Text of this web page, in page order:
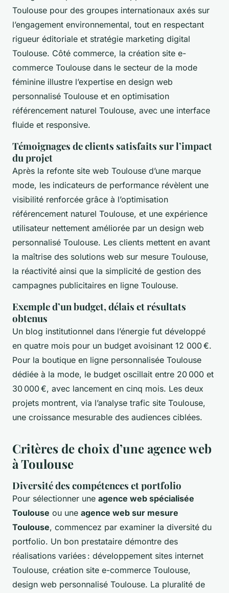
Toulouse pour des groupes internationaux axés sur
l’engagement environnemental, tout en respectant
rigueur éditoriale et stratégie marketing digital
Toulouse. Côté commerce, la création site e-
commerce Toulouse dans le secteur de la mode
féminine illustre l’expertise en design web
personnalisé Toulouse et en optimisation
référencement naturel Toulouse, avec une interface
fluide et responsive.
Témoignages de clients satisfaits sur l’impact
du projet
Après la refonte site web Toulouse d’une marque
mode, les indicateurs de performance révèlent une
visibilité renforcée grâce à l’optimisation
référencement naturel Toulouse, et une expérience
utilisateur nettement améliorée par un design web
personnalisé Toulouse. Les clients mettent en avant
la maîtrise des solutions web sur mesure Toulouse,
la réactivité ainsi que la simplicité de gestion des
campagnes publicitaires en ligne Toulouse.
Exemple d’un budget, délais et résultats
obtenus
Un blog institutionnel dans l’énergie fut développé
en quatre mois pour un budget avoisinant 12 000 €.
Pour la boutique en ligne personnalisée Toulouse
dédiée à la mode, le budget oscillait entre 20 000 et
30 000 €, avec lancement en cinq mois. Les deux
projets montrent, via l’analyse trafic site Toulouse,
une croissance mesurable des audiences ciblées.
Critères de choix d’une agence web
à Toulouse
Diversité des compétences et portfolio
Pour sélectionner une agence web spécialisée
Toulouse ou une agence web sur mesure
Toulouse, commencez par examiner la diversité du
portfolio. Un bon prestataire démontre des
réalisations variées : développement sites internet
Toulouse, création site e-commerce Toulouse,
design web personnalisé Toulouse. La pluralité de